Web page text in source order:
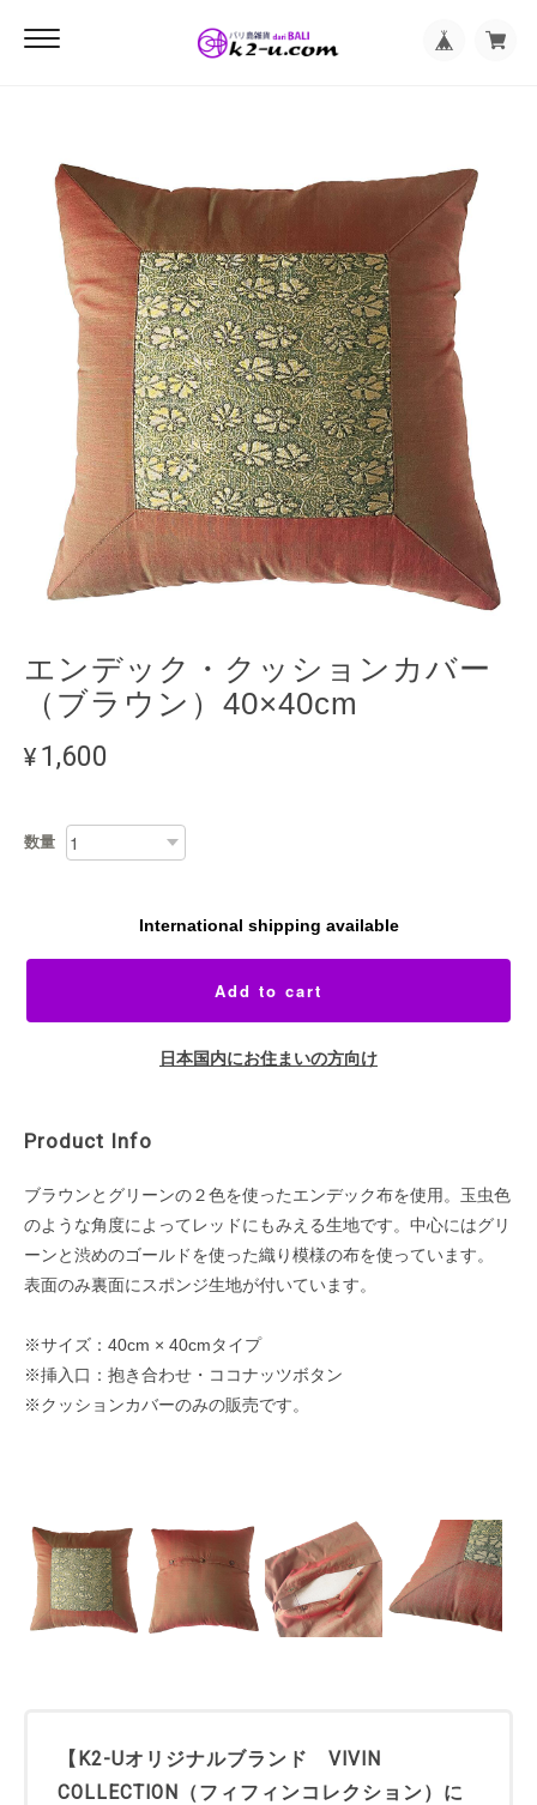
エンデック・クッションカバー
（ブラウン）40×40cm
¥1,600
数量
International shipping available
Add to cart
日本国内にお住まいの方向け
Product Info
ブラウンとグリーンの２色を使ったエンデック布を使用。玉虫色
のような角度によってレッドにもみえる生地です。中心にはグリ
ーンと渋めのゴールドを使った織り模様の布を使っています。
表面のみ裏面にスポンジ生地が付いています。
※サイズ：40cm × 40cmタイプ
※挿入口：抱き合わせ・ココナッツボタン
※クッションカバーのみの販売です。
【K2-Uオリジナルブランド VIVIN
COLLECTION（フィフィンコレクション）に